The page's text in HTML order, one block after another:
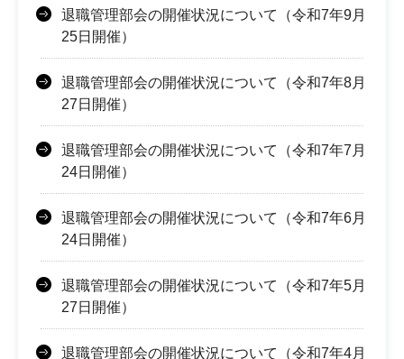
退職管理部会の開催状況について（令和7年9月
25日開催）
退職管理部会の開催状況について（令和7年8月
27日開催）
退職管理部会の開催状況について（令和7年7月
24日開催）
退職管理部会の開催状況について（令和7年6月
24日開催）
退職管理部会の開催状況について（令和7年5月
27日開催）
退職管理部会の開催状況について（令和7年4月